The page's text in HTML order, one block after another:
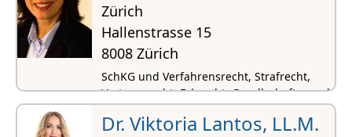
Zürich
Hallenstrasse 15
8008 Zürich
SchKG und Verfahrensrecht, Strafrecht,
Vertragsrecht, Erbrecht, Gesellschafts- und
Firmenrecht
Dr. Viktoria Lantos, LL.M.